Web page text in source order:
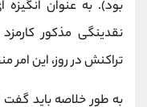
نقدینگی مذکور
تراکنش در روز، این
به طور خلاصه باید